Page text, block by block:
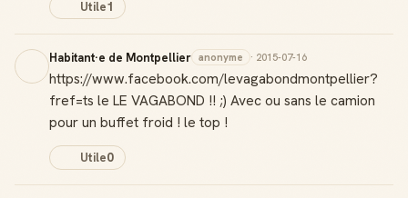
Utile1
Habitant·e de Montpellier anonyme · 2015-07-16
https://www.facebook.com/levagabondmontpellier?
fref=ts le LE VAGABOND !! ;) Avec ou sans le camion
pour un buffet froid ! le top !
Utile0